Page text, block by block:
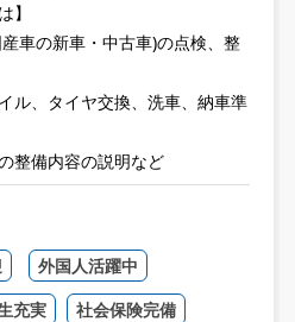
】
産車の新車・中古車)の点検、整
ル、タイヤ交換、洗車、納車準
整備内容の説明など
外国人活躍中
充実
社会保険完備